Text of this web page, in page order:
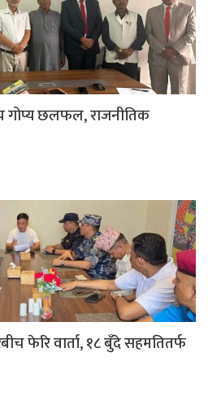
गोप्य छलफल, राजनीतिक
फेरि वार्ता, १८ बुँदे सहमतितर्फ